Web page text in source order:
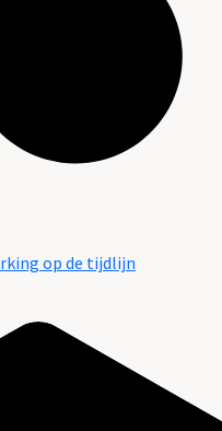
op de tijdlijn